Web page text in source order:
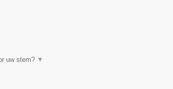
uw stem? ▼